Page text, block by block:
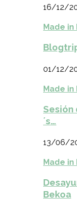
16/12/
Made in
01/12/
Made in
Sesión
´s…
13/06/
Made in
Bekoa